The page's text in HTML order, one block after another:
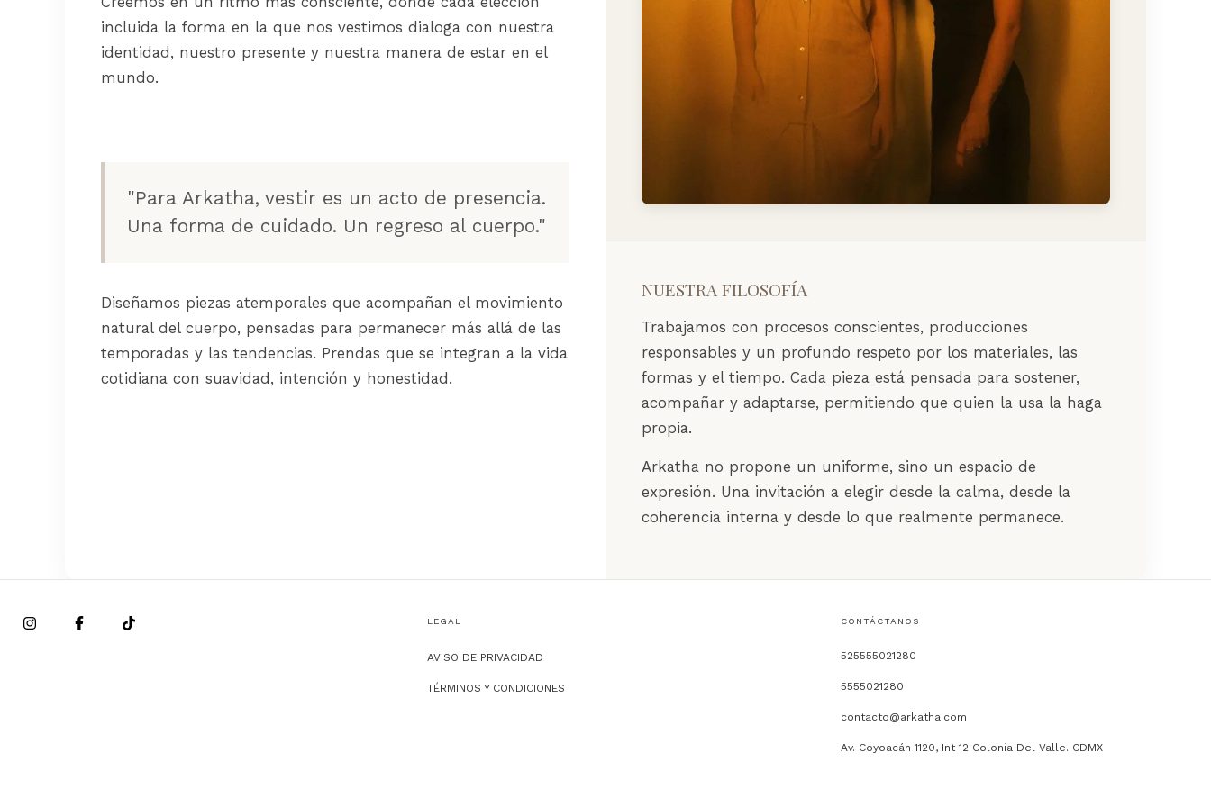
incluida la forma en la que nos vestimos dialoga con nuestra
identidad, nuestro presente y nuestra manera de estar en el
mundo.
"Para Arkatha, vestir es un acto de presencia.
Una forma de cuidado. Un regreso al cuerpo."
Diseñamos piezas atemporales que acompañan el movimiento
natural del cuerpo, pensadas para permanecer más allá de las
temporadas y las tendencias. Prendas que se integran a la vida
cotidiana con suavidad, intención y honestidad.
NUESTRA FILOSOFÍA
Trabajamos con procesos conscientes, producciones
responsables y un profundo respeto por los materiales, las
formas y el tiempo. Cada pieza está pensada para sostener,
acompañar y adaptarse, permitiendo que quien la usa la haga
propia.
Arkatha no propone un uniforme, sino un espacio de
expresión. Una invitación a elegir desde la calma, desde la
coherencia interna y desde lo que realmente permanece.
LEGAL
AVISO DE PRIVACIDAD
TÉRMINOS Y CONDICIONES
CONTÁCTANOS
525555021280
5555021280
contacto@arkatha.com
Av. Coyoacán 1120, Int 12 Colonia Del Valle. CDMX